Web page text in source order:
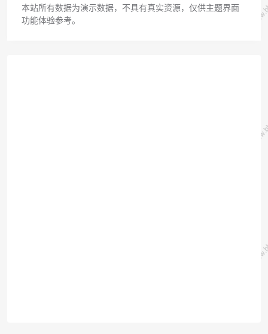
本站所有数据为演示数据，不具有真实资源，仅供主题界面
功能体验参考。